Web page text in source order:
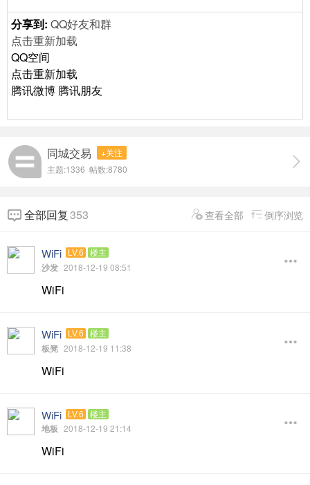
分享到: QQ好友和群
点击重新加载
QQ空间
点击重新加载
腾讯微博 腾讯朋友
同城交易
+关注
主题:1336 帖数:8780
全部回复353 查看全部 倒序浏览
WiFi LV.6 楼主
沙发 2018-12-19 08:51
WiFi
WiFi LV.6 楼主
板凳 2018-12-19 11:38
WiFi
WiFi LV.6 楼主
地板 2018-12-19 21:14
WiFi